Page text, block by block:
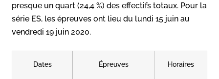
presque un quart (24,4 %) des effectifs totaux. Pour la
série ES, les épreuves ont lieu du lundi 15 juin au
vendredi 19 juin 2020.
Dates Épreuves Horaires